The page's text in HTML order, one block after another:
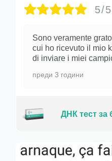
5/5
Sono veramente
cui ho ricevuto il mio
di inviare i miei
преди 3 години
ДНК тест за